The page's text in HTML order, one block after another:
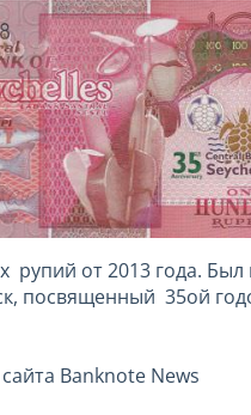
рупий от 2013 года.
посвященный 35ой
Banknote News